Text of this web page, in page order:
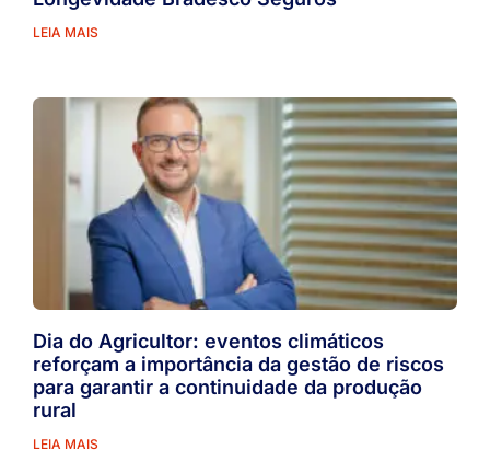
LEIA MAIS
Dia do Agricultor: eventos climáticos
reforçam a importância da gestão de riscos
para garantir a continuidade da produção
rural
LEIA MAIS